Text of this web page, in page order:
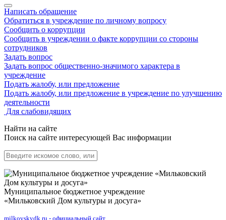
Написать обращение
Обратиться в учреждение по личному вопросу
Сообщить о коррупции
Сообщить в учреждении о факте коррупции со стороны
сотрудников
Задать вопрос
Задать вопрос общественно-значимого характера в
учреждение
Подать жалобу, или предложение
Подать жалобу, или предложение в учреждение по улучшению
деятельности
Для слабовидящих
Найти на сайте
Поиск на сайте интересующей Вас информации
Муниципальное бюджетное учреждение
«Мильковский Дом культуры и досуга»
milkovskydk.ru - официальный сайт